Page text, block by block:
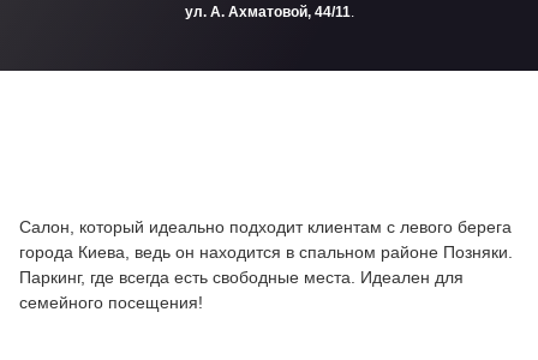
ул. А. Ахматовой, 44/11.
Салон, который идеально подходит клиентам с левого берега
города Киева, ведь он находится в спальном районе Позняки.
Паркинг, где всегда есть свободные места. Идеален для
семейного посещения!